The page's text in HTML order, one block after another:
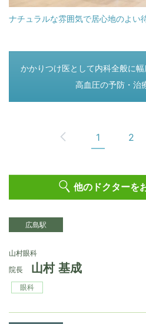
ナチュラルな雰囲気で居心地のよい
つぎのペー
かかりつけ医として内科全般に
高血圧の予防・治
1 2
他のドクターを
広島駅
山村眼科
院長
山村 基成
眼科